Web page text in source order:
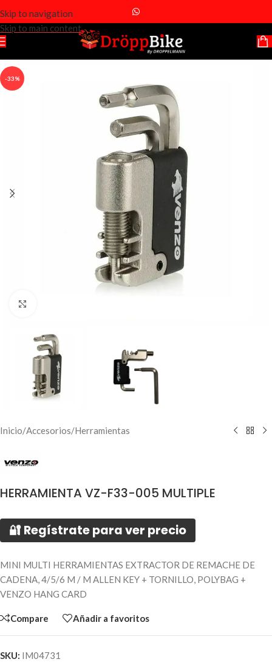
Skip to navigation
Skip to main content
-33%
Inicio/Accesorios/Herramientas
HERRAMIENTA VZ-F33-005 MULTIPLE
🔐 Regístrate para ver precio
MINI MULTI HERRAMIENTAS EXTRACTOR DE REMACHE DE
CADENA, 4/5/6 M / M ALLEN KEY + TORNILLO, POLYBAG +
VENZO HANG CARD
Compare Añadir a favoritos
SKU: IM04731